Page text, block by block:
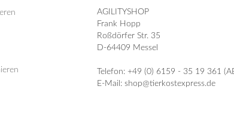
AGILITYSHOP
Frank Hopp
Roßdörfer Str. 35
D-64409 Messel
Telefon: +49 (0) 6159 - 35 19 361
E-Mail: shop@tierkostexpress.de